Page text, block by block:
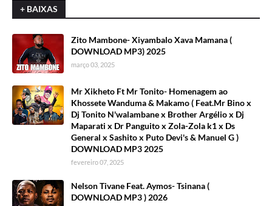
+ BAIXAS
Zito Mambone- Xiyambalo Xava Mamana (
DOWNLOAD MP3) 2025
março 03, 2025
Mr Xikheto Ft Mr Tonito- Homenagem ao
Khossete Wanduma & Makamo ( Feat.Mr Bino x
Dj Tonito N'walambane x Brother Argélio x Dj
Maparati x Dr Panguito x Zola-Zola k1 x Ds
General x Sashito x Puto Devi's & Manuel G )
DOWNLOAD MP3 2025
fevereiro 07, 2025
Nelson Tivane Feat. Aymos- Tsinana (
DOWNLOAD MP3 ) 2026